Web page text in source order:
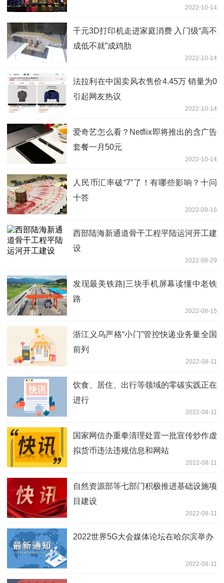
2022-10-14
千元3D打印机走进家庭消费 入门级“高不
成低不就”成鸡肋
2022-10-14
法拉利在中国卖风衣售价4.45万 销量为0
引起网友热议
2022-10-14
爱奇艺怎么看？Netflix即将推出的含广告
套餐一月50元
2022-10-14
人民币汇率破“7”了！有哪些影响？十问
十答
2022-09-16
西部陆海新通道骨干工程平陆运河开工建
设
2022-08-29
发现最美铁路|三块手机屏幕读懂中老铁
路
2022-08-15
浙江义乌严格“小门”管控快递业务量全国
前列
2022-08-11
饮食、居住、出行等领域的零碳实践正在
进行
2022-08-11
国家网信办重拳清理处置一批宣传炒作虚
拟货币违法违规信息和网站
2022-08-11
自然资源部等七部门积极推进基础设施项
目建设
2022-08-11
2022世界5G大会媒体论坛在哈尔滨举办
2022-08-11